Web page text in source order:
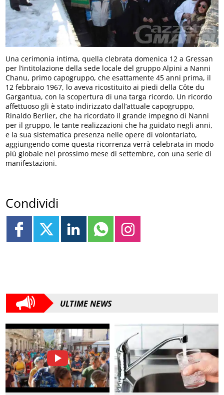
Una cerimonia intima, quella clebrata domenica 12 a Gressan
per l’intitolazione della sede locale del gruppo Alpini a Nanni
Chanu, primo capogruppo, che esattamente 45 anni prima, il
12 febbraio 1967, lo aveva ricostituito ai piedi della Côte du
Gargantua, con la scopertura di una targa ricordo. Un ricordo
affettuoso gli è stato indirizzato dall’attuale capogruppo,
Rinaldo Berlier, che ha ricordato il grande impegno di Nanni
per il gruppo, le tante realizzazioni che ha guidato negli anni,
e la sua sistematica presenza nelle opere di volontariato,
aggiungendo come questa ricorrenza verrà celebrata in modo
più globale nel prossimo mese di settembre, con una serie di
manifestazioni.
Condividi
ULTIME NEWS